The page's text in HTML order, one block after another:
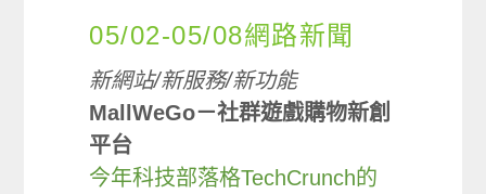
05/02-05/08網路新聞
新網站/新服務/新功能
MallWeGo－社群遊戲購物新創
平台
今年科技部落格TechCrunch的